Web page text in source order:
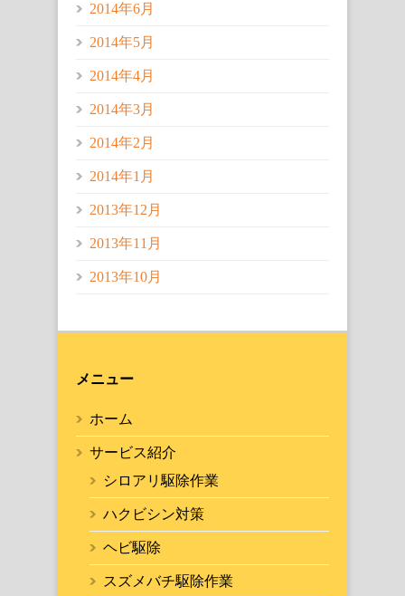
2014年6月
2014年5月
2014年4月
2014年3月
2014年2月
2014年1月
2013年12月
2013年11月
2013年10月
メニュー
ホーム
サービス紹介
シロアリ駆除作業
ハクビシン対策
ヘビ駆除
スズメバチ駆除作業